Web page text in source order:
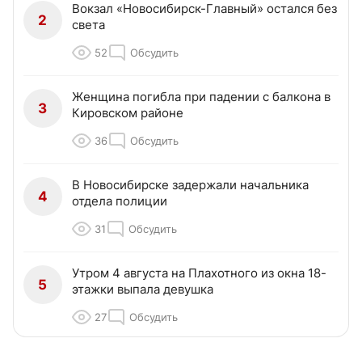
2
Вокзал «Новосибирск-Главный» остался без
света
52 Обсудить
3
Женщина погибла при падении с балкона в
Кировском районе
36 Обсудить
4
В Новосибирске задержали начальника
отдела полиции
31 Обсудить
5
Утром 4 августа на Плахотного из окна 18-
этажки выпала девушка
27 Обсудить